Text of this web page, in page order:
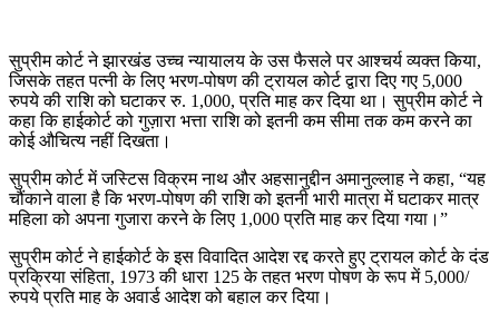
सुप्रीम कोर्ट ने झारखंड उच्च न्यायालय के उस फैसले पर आश्चर्य व्यक्त किया,
जिसके तहत पत्नी के लिए भरण-पोषण की ट्रायल कोर्ट द्वारा दिए गए 5,000
रुपये की राशि को घटाकर रु. 1,000, प्रति माह कर दिया था। सुप्रीम कोर्ट ने
कहा कि हाईकोर्ट को गुज़ारा भत्ता राशि को इतनी कम सीमा तक कम करने का
कोई औचित्य नहीं दिखता।
सुप्रीम कोर्ट में जस्टिस विक्रम नाथ और अहसानुद्दीन अमानुल्लाह ने कहा, “यह
चौंकाने वाला है कि भरण-पोषण की राशि को इतनी भारी मात्रा में घटाकर मात्र
महिला को अपना गुजारा करने के लिए 1,000 प्रति माह कर दिया गया।”
सुप्रीम कोर्ट ने हाईकोर्ट के इस विवादित आदेश रद्द करते हुए ट्रायल कोर्ट के दंड
प्रक्रिया संहिता, 1973 की धारा 125 के तहत भरण पोषण के रूप में 5,000/
रुपये प्रति माह के अवार्ड आदेश को बहाल कर दिया।